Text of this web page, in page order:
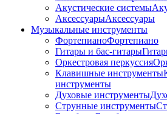
Акустические системы
АксессуарыАксессуары
Музыкальные инструменты
ФортепианоФортепиано
Гитары и бас-гитары
Оркестровая перкуссия
Клавишные инструменты
инструменты
Духовые инструменты
Струнные инструменты